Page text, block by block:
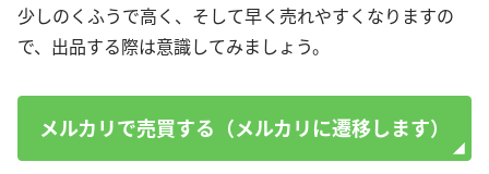
少しのくふうで高く、そして早く売れやすくなりますの
で、出品する際は意識してみましょう。
メルカリで売買する（メルカリに遷移します）